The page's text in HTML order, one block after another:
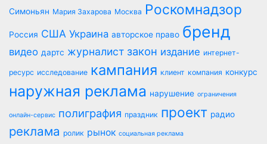
Симоньян Мария Захарова Москва Роскомнадзор
Россия США Украина авторское право бренд
видео дартс журналист закон издание интернет-
ресурс исследование кампания клиент компания конкурс
наружная реклама нарушение ограничения
онлайн-сервис полиграфия праздник проект радио
реклама ролик рынок социальная реклама